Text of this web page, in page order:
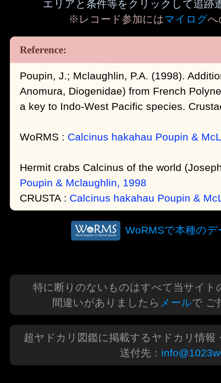
エリアと条件等をクリックして追跡
※レコード参加にはマイログへ
Poupin, J.; Mclaughlin, P.A. (1998).
Anomura, Diogenidae) from French
a key to Indo-West Pacific species.
WoRMS : Calcinus hakahau Poupin &
Hermit crabs Calcinus of the world
Poupin & Mclaughlin, 1998
CRUSTA : Calcinus hakahau Poupin &
WoRMSで本種の
特に断りのないものはすべて当サイト
間違いがありましたら メールで ご
超ヤドカリ図鑑に掲載するヤドカリ情報
送付先：